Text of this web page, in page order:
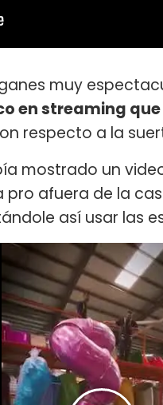
muy
en streaming
respecto a la
mostrado un
afuera de la
así usar las